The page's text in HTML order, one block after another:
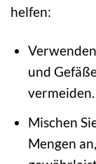
helfen:
und
vermeiden.
Mischen
Mengen